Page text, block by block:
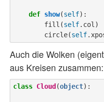
def show(self):
        fill(
self.col)
        circle(
self
Auch die Wolken
aus Kreisen zusammen:
class Cloud (object):